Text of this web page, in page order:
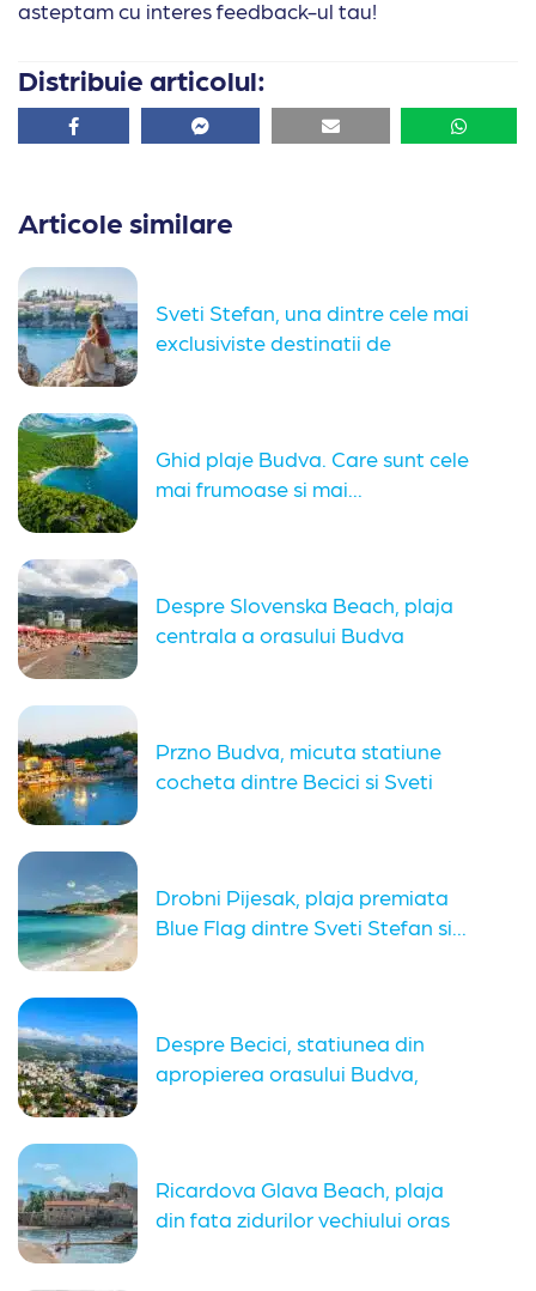
asteptam cu interes feedback-ul tau!
Distribuie articolul:
Facebook Facebook Email
Articole similare
Sveti Stefan, una dintre cele mai
exclusiviste destinatii de
Ghid plaje Budva. Care sunt cele
mai frumoase si mai...
Despre Slovenska Beach, plaja
centrala a orasului Budva
Przno Budva, micuta statiune
cocheta dintre Becici si Sveti
Drobni Pijesak, plaja premiata
Blue Flag dintre Sveti Stefan si...
Despre Becici, statiunea din
apropierea orasului Budva,
Ricardova Glava Beach, plaja
din fata zidurilor vechiului oras